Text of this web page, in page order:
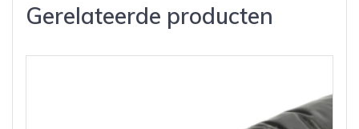
Gerelateerde producten